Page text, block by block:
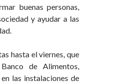
buenas personas,
y ayudar a las
hasta el viernes, que
de Alimentos,
las instalaciones de